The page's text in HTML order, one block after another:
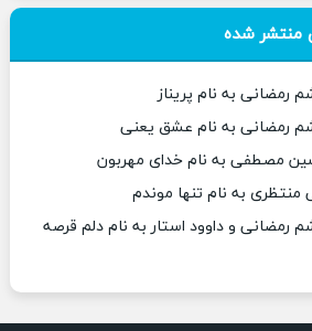
منتشر شده
به نام پریناز
رمضانی به نام عشق یعنی
مصطفی به نام خدای مهربون
به نام تنها موندم
و داوود استار به نام دلم قرصه